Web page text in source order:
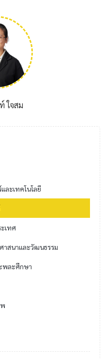
ละเทคโนโลยี
เทศ
าสนาและวัฒนธรรม
พละศึกษา
ใจสม